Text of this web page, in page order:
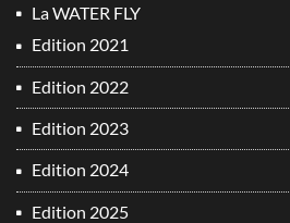
La WATER FLY
Edition 2021
Edition 2022
Edition 2023
Edition 2024
Edition 2025